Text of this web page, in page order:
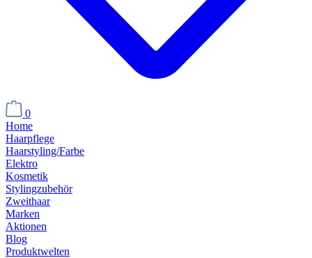
0
Home
Haarpflege
Haarstyling/Farbe
Elektro
Kosmetik
Stylingzubehör
Zweithaar
Marken
Aktionen
Blog
Produktwelten